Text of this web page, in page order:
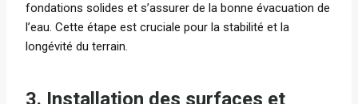
fondations solides et s’assurer de la bonne évacuation de
l’eau. Cette étape est cruciale pour la stabilité et la
longévité du terrain.